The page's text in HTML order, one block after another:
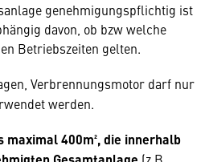
genehmigungspflichtig ist
davon, ob bzw welche
Betriebszeiten gelten.
Verbrennungsmotor darf nur
werden.
400m², die innerhalb